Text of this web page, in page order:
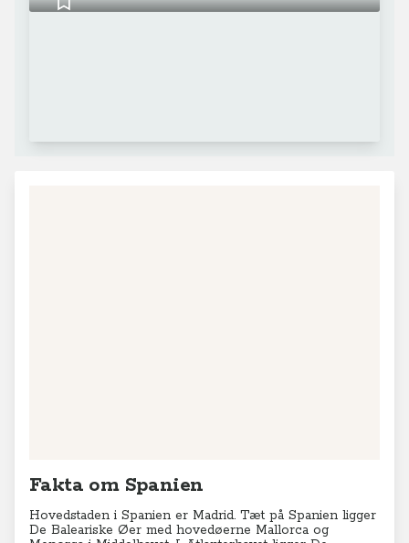
Fakta om Spanien
Hovedstaden i Spanien er Madrid. Tæt på Spanien ligger
De Baleariske Øer med hovedøerne Mallorca og